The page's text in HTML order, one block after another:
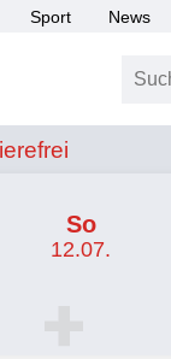
Sport News
So
12.07.